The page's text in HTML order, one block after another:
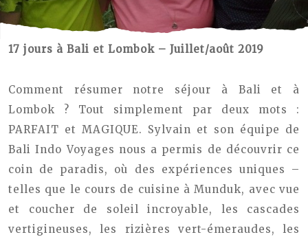
17 jours à Bali et Lombok – Juillet/août 2019
Comment résumer notre séjour à Bali et à
Lombok ? Tout simplement par deux mots :
PARFAIT et MAGIQUE. Sylvain et son équipe de
Bali Indo Voyages nous a permis de découvrir ce
coin de paradis, où des expériences uniques –
telles que le cours de cuisine à Munduk, avec vue
et coucher de soleil incroyable, les cascades
vertigineuses, les rizières vert-émeraudes, les